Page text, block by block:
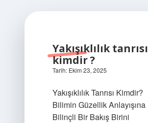
Yakışıklılık tanrısı
kimdir ?
Tarih: Ekim 23, 2025
Yakışıklılık Tanrısı Kimdir?
Bilimin Güzellik Anlayışına
Bilinçli Bir Bakış Birini